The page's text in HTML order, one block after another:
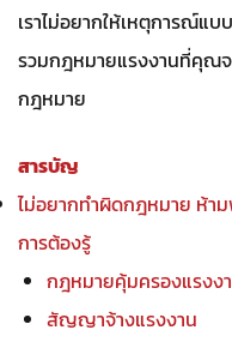
เราไม่อยากให้เหตุการณ์แ
รวมกฎหมายแรงงานที่คุณ
กฎหมาย
สารบัญ
ไม่อยากทำผิดกฎหมาย ห้า
การต้องรู้
กฎหมายคุ้มครองแรงง
สัญญาจ้างแรงงาน